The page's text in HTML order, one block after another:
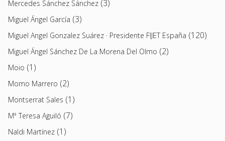
Mercedes Sánchez Sánchez (3)
Miguel Ángel García (3)
Miguel Angel Gonzalez Suárez · Presidente FIJET España (120)
Miguel Ángel Sánchez De La Morena Del Olmo (2)
Moio (1)
Momo Marrero (2)
Montserrat Sales (1)
Mª Teresa Aguiló (7)
Naldi Martínez (1)